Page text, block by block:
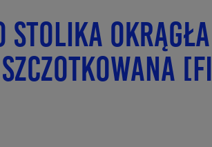
stolika okrągła
szczotkowana [fi